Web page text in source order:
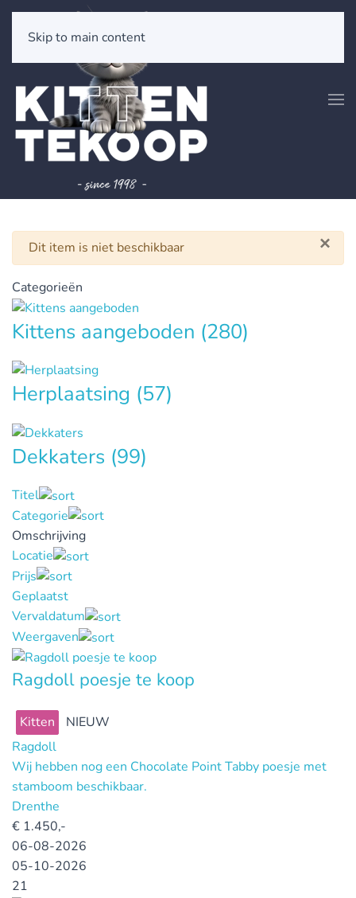
Skip to main content
×
Waarschuwing
Dit item is niet beschikbaar
Categorieën
Kittens aangeboden (280)
Herplaatsing (57)
Dekkaters (99)
Titel
Categorie
Omschrijving
Locatie
Prijs
Geplaatst
Vervaldatum
Weergaven
Ragdoll poesje te koop
Kitten
NIEUW
Ragdoll
Wij hebben nog een Chocolate Point Tabby poesje met
stamboom beschikbaar.
Drenthe
€ 1.450,-
06-08-2026
05-10-2026
21